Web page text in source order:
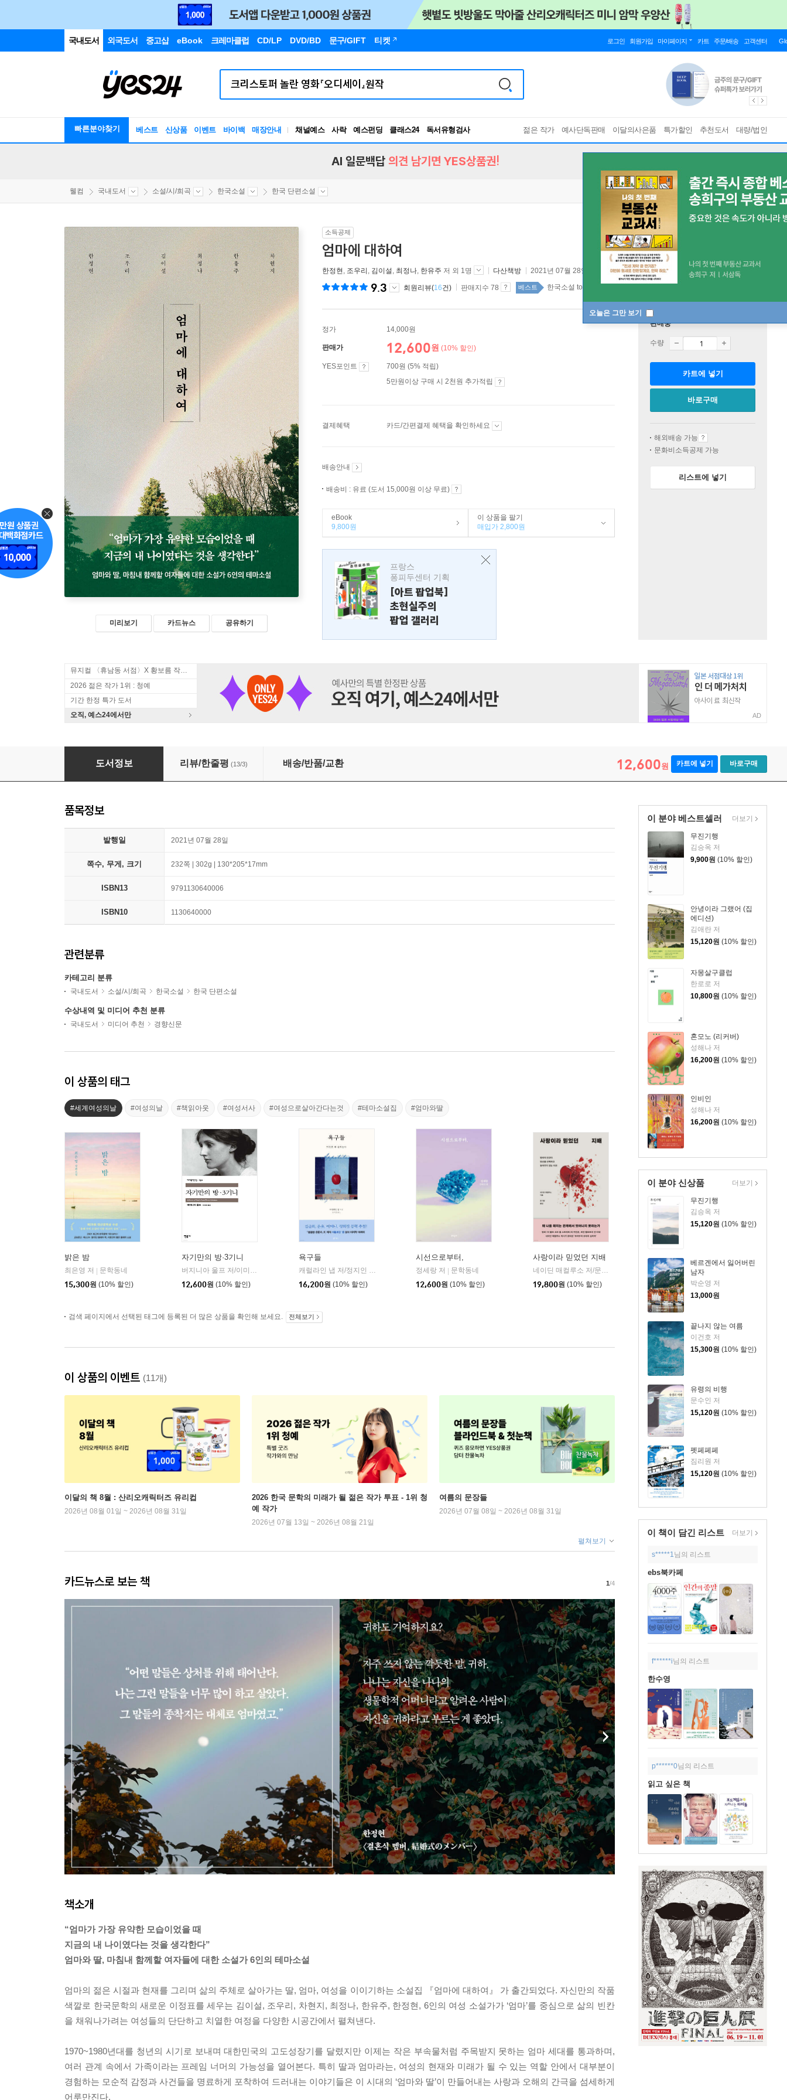
국내도서 외국도서 중고샵 eBook 크레마클럽 CD/LP DVD/BD 문구/GIFT 티켓 로그인 회원가입 마이페이지 카트 주문/배송 고객센터
빠른분야찾기 베스트 신상품 이벤트 바이백 매장안내 채널예스 사락 예스펀딩 클래스24
독서유형검사
RBTI Lab
젊은 작가 예사단독판매 이달의사은품 특가할인 추천도서 대량/법인
오늘은 그만 보기
AI 일문백답 의견 남기면 YES상품권!
웰컴 국내도서 소설/시/희곡 한국소설 한국 단편소설
미리보기 카드뉴스 공유하기
소득공제
엄마에 대하여
한정현 , 조우리 , 김이설 , 최정나, 한유주 저 외 1명 다산책방 2021년 07월 28일
9.3 회원리뷰(16건) 판매지수 78 베스트 한국소설 top100 3주
정가 14,000원
판매가 12,600원 (10% 할인)
YES포인트
700원 (5% 적립)
5만원이상 구매 시 2천원 추가적립
결제혜택 카드/간편결제 혜택을 확인하세요
배송안내
배송비 : 유료 (도서 15,000원 이상 무료)
eBook
9,800원
이 상품을 팔기
매입가 2,800원
프랑스
퐁피두센터 기획
[아트 팝업북]
초현실주의
팝업 갤러리
판매중
수량
카트에 넣기
바로구매
해외배송 가능
문화비소득공제 가능
리스트에 넣기
뮤지컬 〈휴남동 서점〉X 황보름 작가 북토크
2026 젊은 작가 1위 : 청예
기간 한정 특가 도서
오직, 예스24에서만
AD
엄마에 대하여
도서정보 리뷰/한줄평 (13/3) 배송/반품/교환 12,600원 카트에 넣기 바로구매
이 분야 베스트셀러
무진기행
김승옥 저
9,900원 (10% 할인)
안녕이라 그랬어 (집
에디션)
김애란 저
15,120원 (10% 할인)
자몽살구클럽
한로로 저
10,800원 (10% 할인)
혼모노 (리커버)
성해나 저
16,200원 (10% 할인)
인비인
성해나 저
16,200원 (10% 할인)
더보기
이 분야 신상품
무진기행
김승옥 저
15,120원 (10% 할인)
베르겐에서 잃어버린
남자
박순영 저
13,000원
끝나지 않는 여름
이건호 저
15,300원 (10% 할인)
유령의 비행
문수인 저
15,120원 (10% 할인)
펫페페페
짐리원 저
15,120원 (10% 할인)
더보기
이 책이 담긴 리스트 더보기
s*****1님의 리스트
ebs북카페
f******i님의 리스트
한수영
p******0님의 리스트
읽고 싶은 책
품목정보
발행일 2021년 07월 28일
쪽수, 무게, 크기 232쪽 | 302g | 130*205*17mm
ISBN13 9791130640006
ISBN10 1130640000
관련분류
카테고리 분류
국내도서 소설/시/희곡 한국소설 한국 단편소설
수상내역 및 미디어 추천 분류
국내도서 미디어 추천 경향신문
이 상품의 태그
#세계여성의날 #여성의날 #책읽아웃 #여성서사 #여성으로살아간다는것 #테마소설집 #엄마와딸
밝은 밤
최은영 저
문학동네
15,300원 (10% 할인)
자기만의 방·3기니
버지니아 울프 저/이미애 역
12,600원 (10% 할인)
욕구들
캐럴라인 냅 저/정지인 역
16,200원 (10% 할인)
시선으로부터,
정세랑 저
문학동네
12,600원 (10% 할인)
사랑이라 믿었던 지배
네이딘 매컬루소 저/문가람 역
생각지도
19,800원 (10% 할인)
검색 페이지에서 선택된 태그에 등록된 더 많은 상품을 확인해 보세요. 전체보기
이 상품의 이벤트 (11개)
이달의 책 8월 : 산리오캐릭터즈 유리컵
2026년 08월 01일 ~ 2026년 08월 31일
2026 한국 문학의 미래가 될 젊은 작가 투표 - 1위 청
예 작가
2026년 07월 13일 ~ 2026년 08월 21일
여름의 문장들
2026년 07월 08일 ~ 2026년 08월 31일
펼쳐보기
카드뉴스로 보는 책 1/4
책소개
“엄마가 가장 유약한 모습이었을 때
지금의 내 나이였다는 것을 생각한다”
엄마와 딸, 마침내 함께할 여자들에 대한 소설가 6인의 테마소설
엄마의 젊은 시절과 현재를 그리며 삶의 주체로 살아가는 딸, 엄마, 여성을 이이기하는 소설집 『엄마에 대하여』 가 출간되었다. 자신만의 작품
색깔로 한국문학의 새로운 이정표를 세우는 김이설, 조우리, 차현지, 최정나, 한유주, 한정현, 6인의 여성 소설가가 ‘엄마’를 중심으로 삶의 빈칸
을 채워나가려는 여성들의 단단하고 치열한 여정을 다양한 시공간에서 펼쳐낸다.
1970~1980년대를 청년의 시기로 보내며 대한민국의 고도성장기를 달렸지만 이제는 작은 부속물처럼 주목받지 못하는 엄마 세대를 통과하며,
여러 관계 속에서 가족이라는 프레임 너머의 가능성을 열어본다. 특히 딸과 엄마라는, 여성의 현재와 미래가 될 수 있는 역할 안에서 대부분이
경험하는 모순적 감정과 사건들을 명료하게 포착하여 드러내는 이야기들은 이 시대의 ‘엄마와 딸’이 만들어내는 사랑과 오해의 간극을 섬세하게
어루만진다.